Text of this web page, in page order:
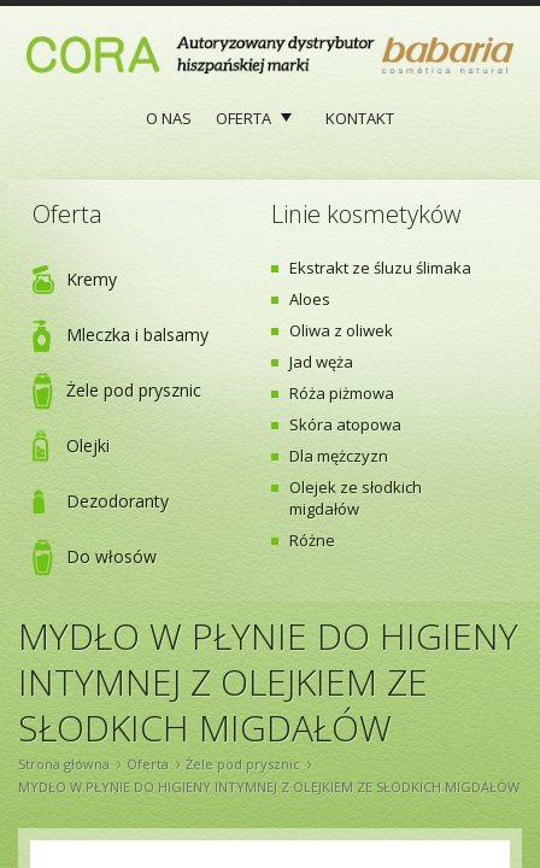
Menu
O NAS OFERTA KONTAKT
Oferta
Kremy
Mleczka i balsamy
Żele pod prysznic
Olejki
Dezodoranty
Do włosów
Linie kosmetyków
Ekstrakt ze śluzu ślimaka
Aloes
Oliwa z oliwek
Jad węża
Róża piżmowa
Skóra atopowa
Dla mężczyzn
Olejek ze słodkich
migdałów
Różne
MYDŁO W PŁYNIE DO HIGIENY
INTYMNEJ Z OLEJKIEM ZE
SŁODKICH MIGDAŁÓW
Strona główna › Oferta › Żele pod prysznic ›
MYDŁO W PŁYNIE DO HIGIENY INTYMNEJ Z OLEJKIEM ZE SŁODKICH MIGDAŁÓW